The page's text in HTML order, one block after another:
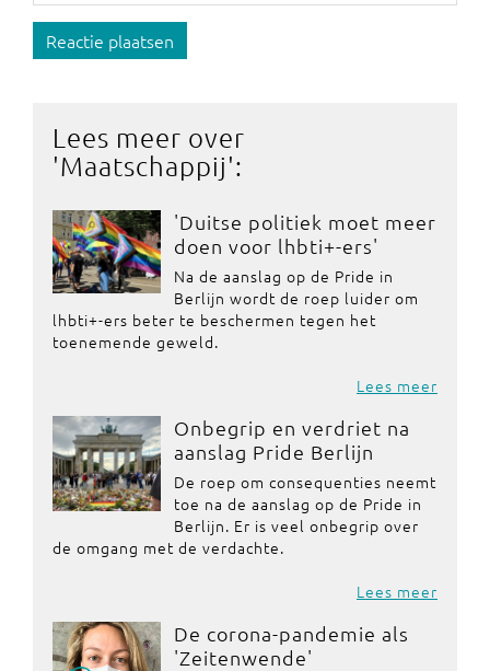
Reactie plaatsen
Lees meer over
'Maatschappij':
'Duitse politiek moet meer
doen voor lhbti+-ers'
Na de aanslag op de Pride in
Berlijn wordt de roep luider om
lhbti+-ers beter te beschermen tegen het
toenemende geweld.
Lees meer
Onbegrip en verdriet na
aanslag Pride Berlijn
De roep om consequenties neemt
toe na de aanslag op de Pride in
Berlijn. Er is veel onbegrip over
de omgang met de verdachte.
Lees meer
De corona-pandemie als
'Zeitenwende'